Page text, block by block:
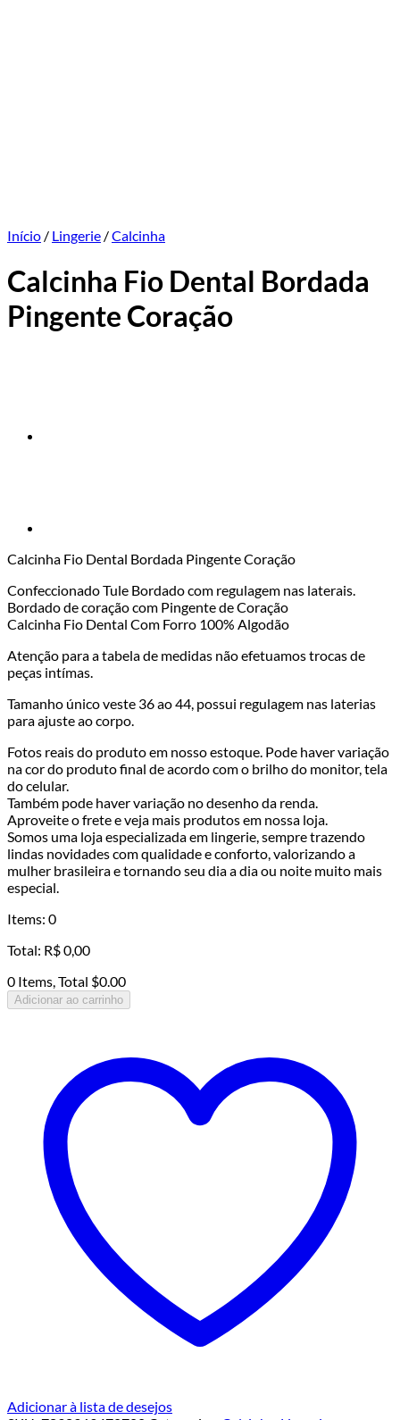
Início / Lingerie /Calcinha
Calcinha Fio Dental Bordada
Pingente Coração
Calcinha Fio Dental Bordada Pingente Coração
Confeccionado Tule Bordado com regulagem nas laterais.
Bordado de coração com Pingente de Coração
Calcinha Fio Dental Com Forro 100% Algodão
Atenção para a tabela de medidas não efetuamos trocas de
peças intímas.
Tamanho único veste 36 ao 44, possui regulagem nas laterias
para ajuste ao corpo.
Fotos reais do produto em nosso estoque. Pode haver variação
na cor do produto final de acordo com o brilho do monitor, tela
do celular.
Também pode haver variação no desenho da renda.
Aproveite o frete e veja mais produtos em nossa loja.
Somos uma loja especializada em lingerie, sempre trazendo
lindas novidades com qualidade e conforto, valorizando a
mulher brasileira e tornando seu dia a dia ou noite muito mais
especial.
Items: 0
Total: R$0,00
0 Items, Total $0.00
Adicionar ao carrinho
Adicionar à lista de desejos